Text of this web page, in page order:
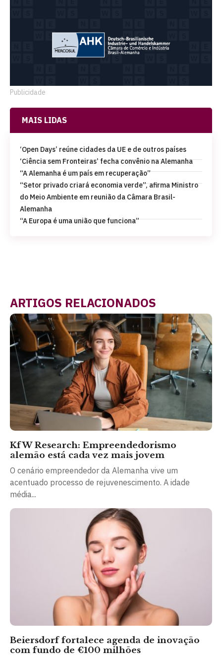
Publicidade
MAIS LIDAS
‘Open Days’ reúne cidades da UE e de outros países
‘Ciência sem Fronteiras’ fecha convênio na Alemanha
“A Alemanha é um país em recuperação”
“Setor privado criará economia verde”, afirma Ministro
do Meio Ambiente em reunião da Câmara Brasil-
Alemanha
“A Europa é uma união que funciona”
ARTIGOS RELACIONADOS
KfW Research: Empreendedorismo
alemão está cada vez mais jovem
O cenário empreendedor da Alemanha vive um
acentuado processo de rejuvenescimento. A idade
média...
Beiersdorf fortalece agenda de inovação
com fundo de €100 milhões